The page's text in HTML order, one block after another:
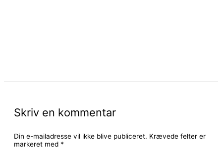
Skriv en kommentar
Din e-mailadresse vil ikke blive publiceret. Krævede felter er
markeret med *